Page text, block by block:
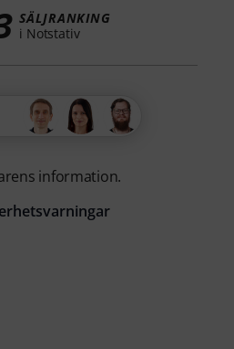
SÄLJRANKING
i Notstativ
information.